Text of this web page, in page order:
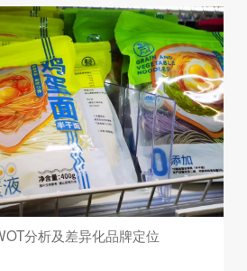
分析及差异化品牌定位